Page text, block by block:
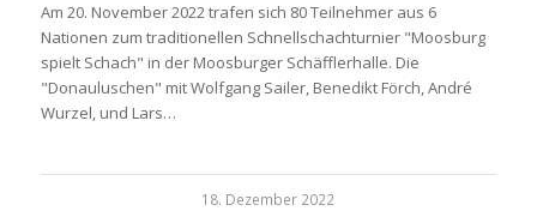
Am 20. November 2022 trafen sich 80 Teilnehmer aus 6
Nationen zum traditionellen Schnellschachturnier "Moosburg
spielt Schach" in der Moosburger Schäfflerhalle. Die
"Donauluschen" mit Wolfgang Sailer, Benedikt Förch, André
Wurzel, und Lars…
18. Dezember 2022